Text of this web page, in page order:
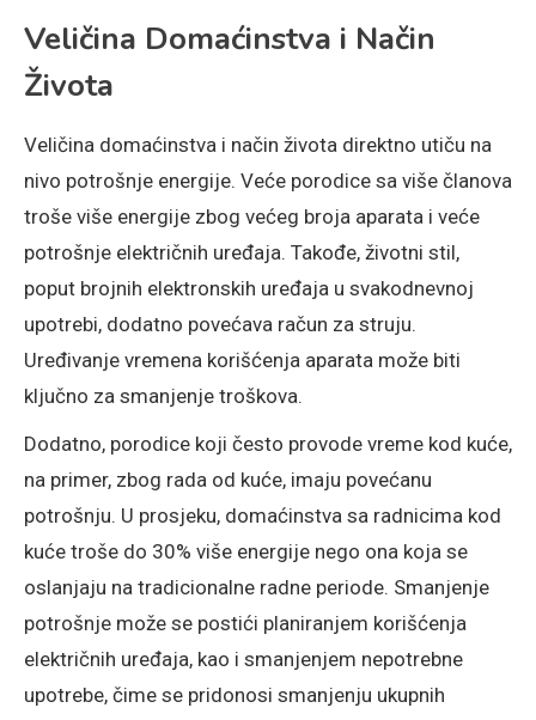
Veličina Domaćinstva i Način
Života
Veličina domaćinstva i način života direktno utiču na
nivo potrošnje energije. Veće porodice sa više članova
troše više energije zbog većeg broja aparata i veće
potrošnje električnih uređaja. Takođe, životni stil,
poput brojnih elektronskih uređaja u svakodnevnoj
upotrebi, dodatno povećava račun za struju.
Uređivanje vremena korišćenja aparata može biti
ključno za smanjenje troškova.
Dodatno, porodice koji često provode vreme kod kuće,
na primer, zbog rada od kuće, imaju povećanu
potrošnju. U prosjeku, domaćinstva sa radnicima kod
kuće troše do 30% više energije nego ona koja se
oslanjaju na tradicionalne radne periode. Smanjenje
potrošnje može se postići planiranjem korišćenja
električnih uređaja, kao i smanjenjem nepotrebne
upotrebe, čime se pridonosi smanjenju ukupnih